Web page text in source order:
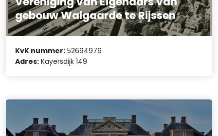
gebouw Walgaarde te Rijssen
KvK nummer: 52694976
Adres: Kayersdijk 149